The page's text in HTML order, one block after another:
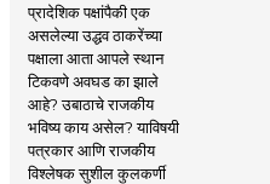
प्रादेशिक पक्षांपैकी एक
असलेल्या उद्धव ठाकरेंच्या
पक्षाला आता आपले स्थान
टिकवणे अवघड का झाले
आहे? उबाठाचे राजकीय
भविष्य काय असेल? याविषयी
पत्रकार आणि राजकीय
विश्लेषक सुशील कुलकर्णी